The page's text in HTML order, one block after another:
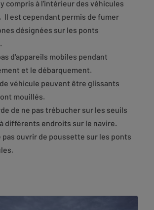
compris à l'intérieur des véhicules
Il est cependant permis de fumer
désignées sur les ponts
d'appareils mobiles pendant
et le débarquement.
véhicule peuvent être glissants
mouillés.
de ne pas trébucher sur les seuils
différents endroits sur le navire.
pas ouvrir de poussette sur les ponts